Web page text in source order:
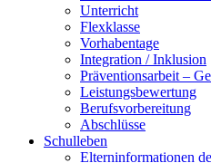
Unterricht
Flexklasse
Vorhabentage
Integration / Inklusion
Präventionsarbeit –
Leistungsbewertung
Berufsvorbereitung
Abschlüsse
Schulleben
Elterninformationen